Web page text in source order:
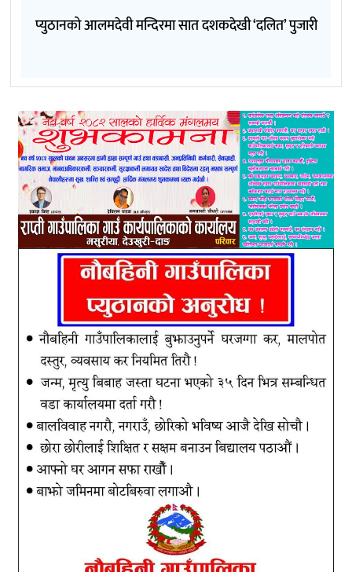
प्युठानको आलमदेवी मन्दिरमा सात दशकदेखी ‘दलित’ पुजारी